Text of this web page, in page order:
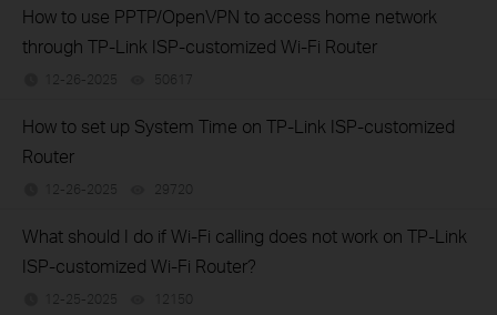
How to use PPTP/OpenVPN to access home network
through TP-Link ISP-customized Wi-Fi Router
12-26-2025 50617
How to set up System Time on TP-Link ISP-customized
Router
12-26-2025 29720
What should I do if Wi-Fi calling does not work on TP-Link
ISP-customized Wi-Fi Router?
12-25-2025 12150